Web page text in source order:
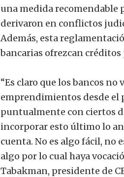
una medida recomendable
derivaron en conflictos
Además, esta
bancarias ofrezcan
“Es claro que los bancos
emprendimientos desde el
puntualmente con ciertos
incorporar esto último lo
cuenta. No es algo fácil, no
algo por lo cual haya
Tabakman, presidente de